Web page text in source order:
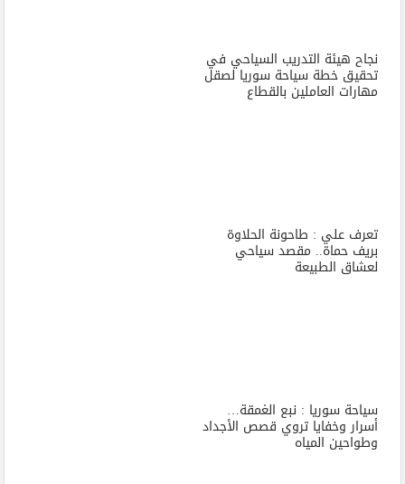
نجاح هيئة التدريب السياحي في
تحقيق خطة سياحة سوريا لصقل
مهارات العاملين بالقطاع
تعرف علي : طاحونة الحلاوة
بريف حماة.. مقصد سياحي
لعشاق الطبيعة
سياحة سوريا : نبع الغمقة…
أسرار وخفايا تروي قصص الأجداد
وطواحين المياه